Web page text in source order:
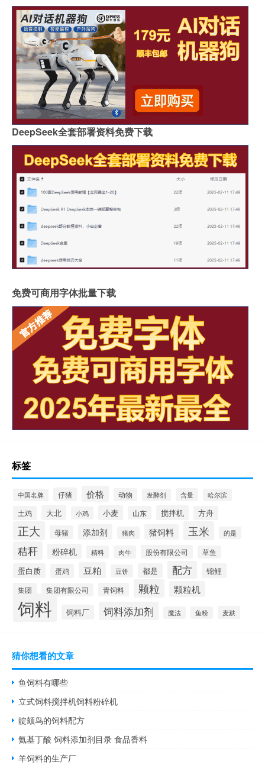
DeepSeek全套部署资料免费下载
免费可商用字体批量下载
标签
中国名牌 仔猪 价格 动物 发酵剂 含量 哈尔滨
土鸡 大北 小鸡 小麦 山东 搅拌机 方舟
正大 母猪 添加剂 猪肉 猪饲料 玉米 的是
秸秆 粉碎机 精料 肉牛 股份有限公司 草鱼
蛋白质 蛋鸡 豆粕 豆饼 都是 配方 锦鲤
集团 集团有限公司 青饲料 颗粒 颗粒机
饲料 饲料厂 饲料添加剂 魔法 鱼粉 麦麸
猜你想看的文章
鱼饲料有哪些
立式饲料搅拌机饲料粉碎机
靛颏鸟的饲料配方
氨基丁酸 饲料添加剂目录 食品香料
羊饲料的生产厂